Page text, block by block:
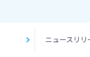
ニュースリリ